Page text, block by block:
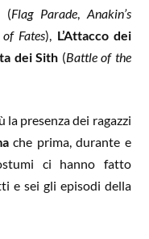
(Flag Parade, Anakin’s
Fates), L’Attacco dei
dei Sith (Battle of the
la presenza dei ragazzi
che prima, durante e
ci hanno fatto
e sei gli episodi della